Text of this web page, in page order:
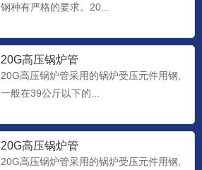
钢种有严格的要求。20...
20G高压锅炉管
20G高压锅炉管采用的锅炉受压元件用钢,
一般在39公斤以下的...
20G高压锅炉管
20G高压锅炉管采用的锅炉受压元件用钢,